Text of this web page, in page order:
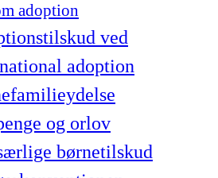
adoption
ved
adoption
og orlov
børnetilskud